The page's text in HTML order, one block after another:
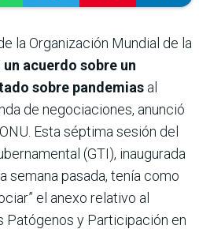
la Organización Mundial de la
un acuerdo sobre un
sobre pandemias al
de negociaciones, anunció
Esta séptima sesión del
(GTI), inaugurada
semana pasada, tenía como
el anexo relativo al
Patógenos y Participación en